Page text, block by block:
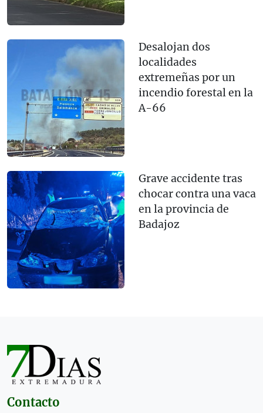
Desalojan dos
localidades
extremeñas por un
incendio forestal en la
A-66
Grave accidente tras
chocar contra una vaca
en la provincia de
Badajoz
Contacto